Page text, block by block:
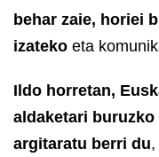
behar zaie, horiei
izateko eta
Ildo horretan,
aldaketari
argitaratu berri du,